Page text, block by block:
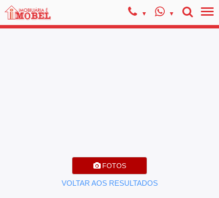
FOTOS
VOLTAR AOS RESULTADOS